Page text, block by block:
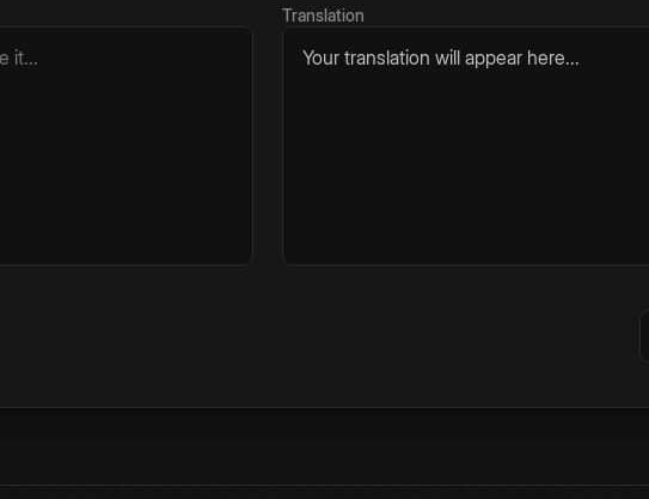
Translation
Your translation will appear here...